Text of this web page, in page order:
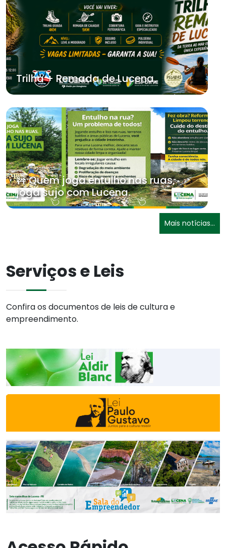
Trilha + Remada de Lucena,
🚧 Quem joga entulho nas ruas,
joga sujo com Lucena.
Mais notícias...
Serviços e Leis
Confira os documentos de leis de cultura e
empreendimento.